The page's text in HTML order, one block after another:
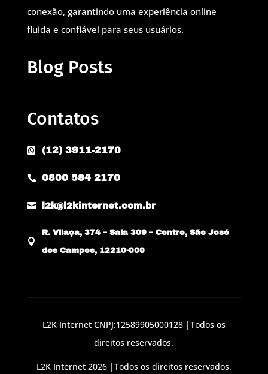
conexão, garantindo uma experiência online
fluida e confiável para seus usuários.
Blog Posts
Contatos
 (12) 3911-2170
 0800 584 2170
 l2k@l2kinternet.com.br

R. Vilaça, 374 – Sala 309 – Centro, São José
dos Campos, 12210-000
L2K Internet CNPJ:12589905000128 |Todos os
direitos reservados.
L2K Internet 2026 |Todos os direitos reservados.